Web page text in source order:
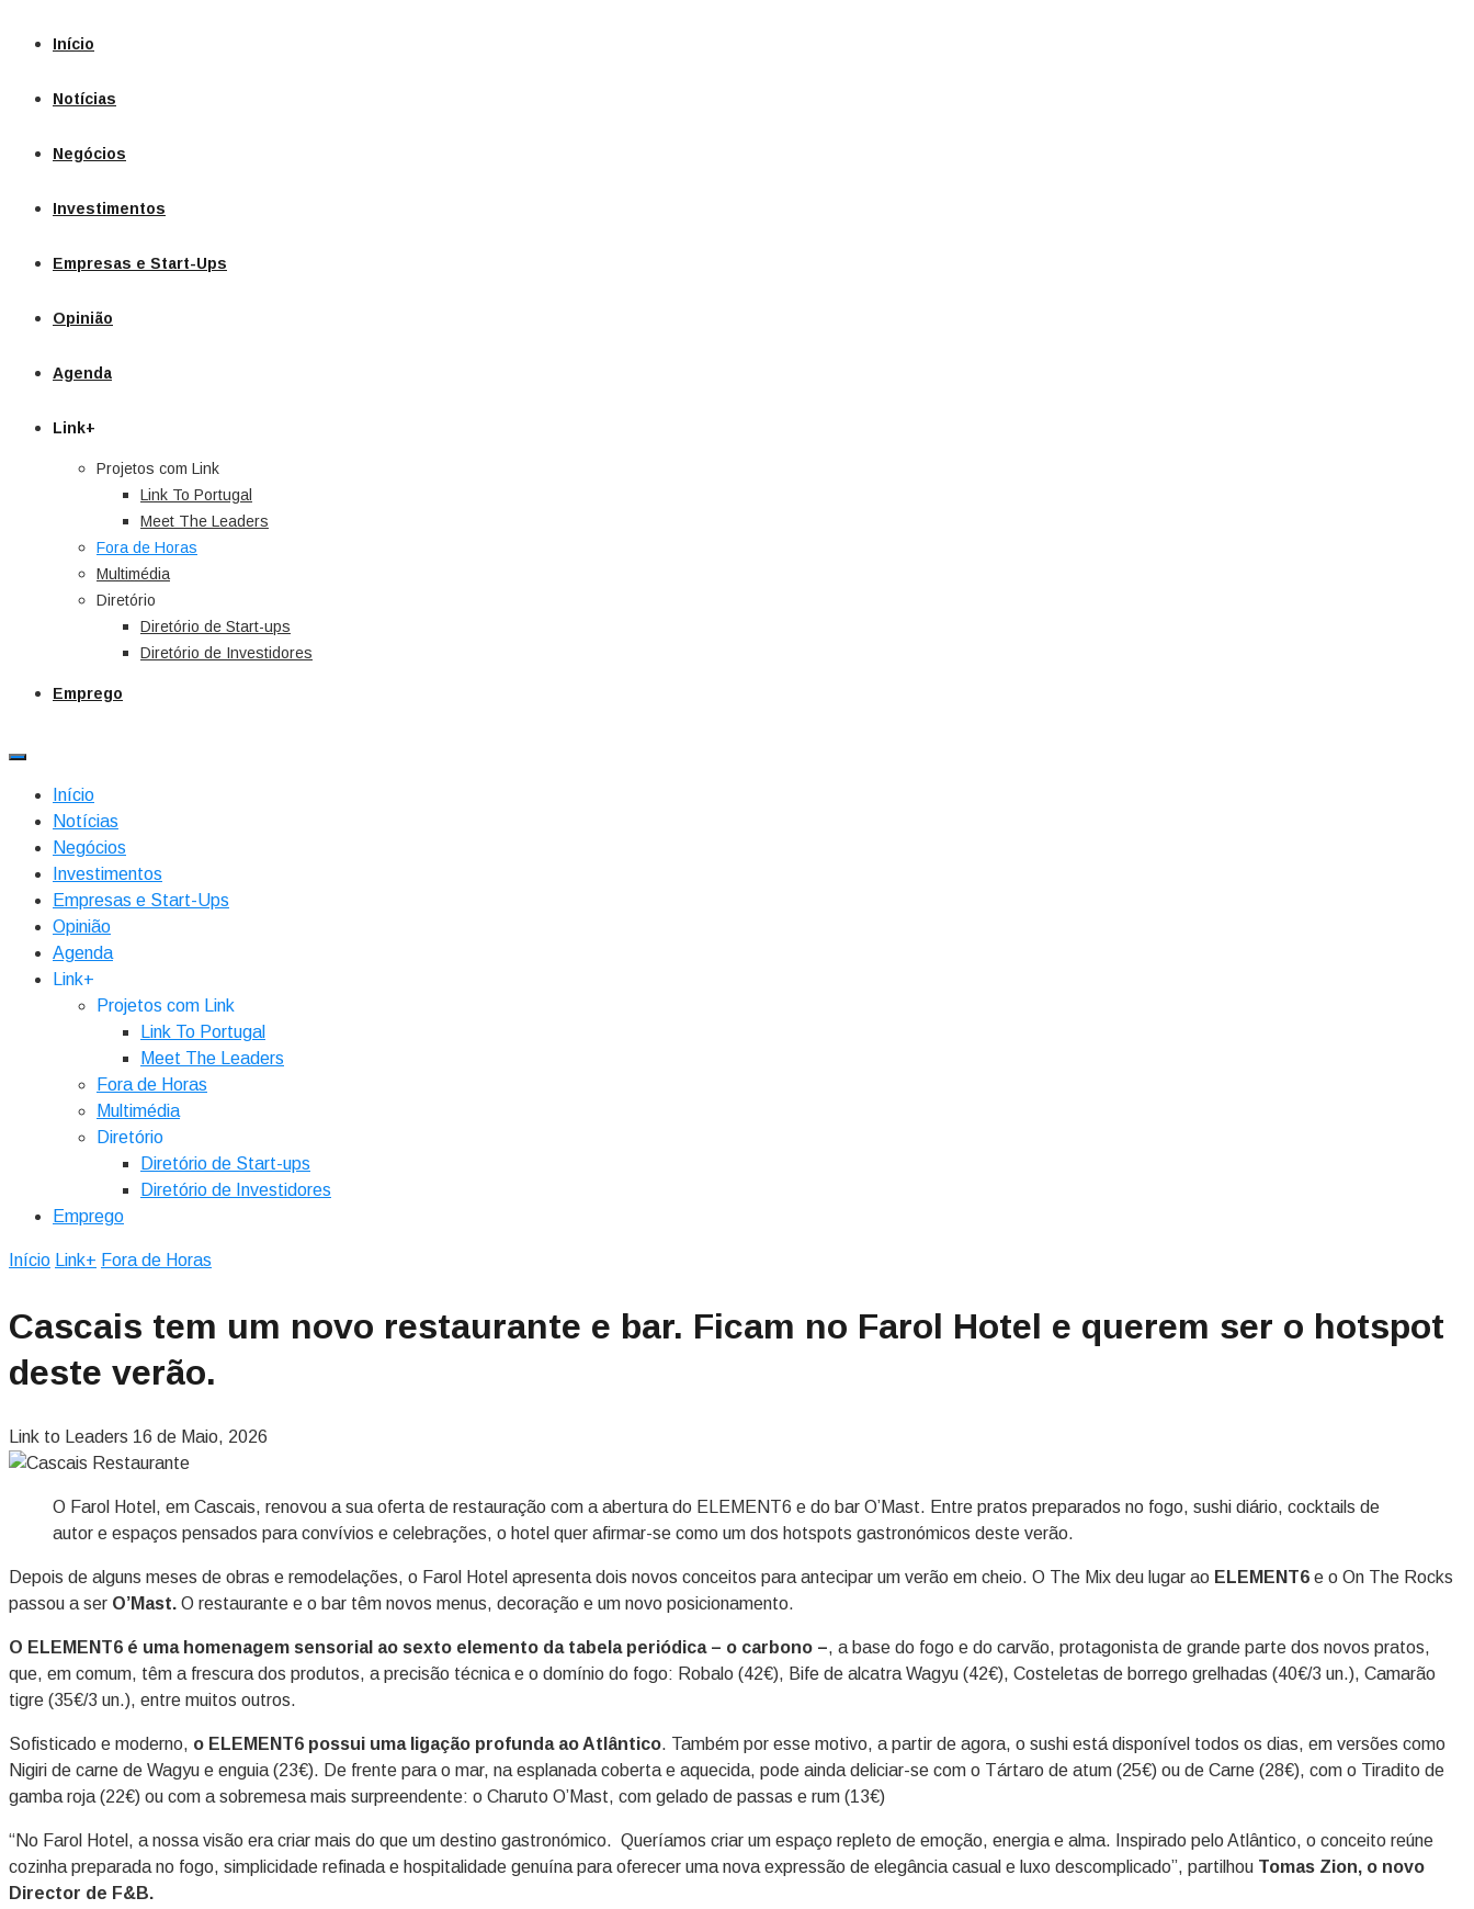
Início
Notícias
Negócios
Investimentos
Empresas e Start-Ups
Opinião
Agenda
Link+
Projetos com Link
Link To Portugal
Meet The Leaders
Fora de Horas
Multimédia
Diretório
Diretório de Start-ups
Diretório de Investidores
Emprego
Início
Notícias
Negócios
Investimentos
Empresas e Start-Ups
Opinião
Agenda
Link+
Projetos com Link
Link To Portugal
Meet The Leaders
Fora de Horas
Multimédia
Diretório
Diretório de Start-ups
Diretório de Investidores
Emprego
Início Link+ Fora de Horas
Cascais tem um novo restaurante e bar. Ficam no Farol Hotel e querem ser o hotspot
deste verão.
Link to Leaders 16 de Maio, 2026
O Farol Hotel, em Cascais, renovou a sua oferta de restauração com a abertura do ELEMENT6 e do bar O’Mast. Entre pratos preparados no fogo, sushi diário, cocktails de
autor e espaços pensados para convívios e celebrações, o hotel quer afirmar-se como um dos hotspots gastronómicos deste verão.
Depois de alguns meses de obras e remodelações, o Farol Hotel apresenta dois novos conceitos para antecipar um verão em cheio. O The Mix deu lugar ao ELEMENT6 e o On The Rocks
passou a ser O’Mast. O restaurante e o bar têm novos menus, decoração e um novo posicionamento.
O ELEMENT6 é uma homenagem sensorial ao sexto elemento da tabela periódica – o carbono –, a base do fogo e do carvão, protagonista de grande parte dos novos pratos,
que, em comum, têm a frescura dos produtos, a precisão técnica e o domínio do fogo: Robalo (42€), Bife de alcatra Wagyu (42€), Costeletas de borrego grelhadas (40€/3 un.), Camarão
tigre (35€/3 un.), entre muitos outros.
Sofisticado e moderno, o ELEMENT6 possui uma ligação profunda ao Atlântico. Também por esse motivo, a partir de agora, o sushi está disponível todos os dias, em versões como
Nigiri de carne de Wagyu e enguia (23€). De frente para o mar, na esplanada coberta e aquecida, pode ainda deliciar-se com o Tártaro de atum (25€) ou de Carne (28€), com o Tiradito de
gamba roja (22€) ou com a sobremesa mais surpreendente: o Charuto O’Mast, com gelado de passas e rum (13€)
“No Farol Hotel, a nossa visão era criar mais do que um destino gastronómico. Queríamos criar um espaço repleto de emoção, energia e alma. Inspirado pelo Atlântico, o conceito reúne
cozinha preparada no fogo, simplicidade refinada e hospitalidade genuína para oferecer uma nova expressão de elegância casual e luxo descomplicado”, partilhou Tomas Zion, o novo
Director de F&B.